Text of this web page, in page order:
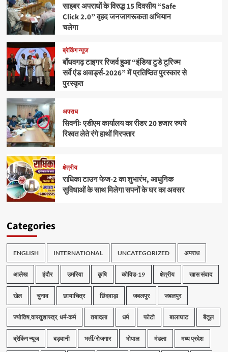
साइबर अपराधों के विरुद्ध 15 दिवसीय “Safe
Click 2.0” वृहद जनजागरूकता अभियान
चलेगा
ब्रेकिंग न्यूज
बाँधवगढ़ टाइगर रिजर्व हुआ “इंडिया टुडे टूरिज्म
सर्वे एंड अवार्ड्स-2026” में प्रतिष्ठित पुरस्कार से
पुरस्कृत
अपराध
सिवनीः एडीएम कार्यालय का रीडर 20 हजार रुपये
रिश्वत लेते रंगे हाथों गिरफ्तार
क्षेत्रीय
राधिका टाउन फेज-2 का शुभारंभ, आधुनिक
सुविधाओं के साथ मिलेगा सपनों के घर का अवसर
Categories
ENGLISH INTERNATIONAL UNCATEGORIZED अपराध
आलेख इंदौर उमरिया कृषि कोविड-19 क्षेत्रीय खास संवाद
खेल चुनाव छायाचित्र छिंदवाड़ा जबलपुर जबलपुर
ज्योतिष,वास्तुशास्त्र, धर्म-कर्म तबादला धर्म फोटो बालाघाट बैतूल
ब्रेकिंग न्यूज बड़वानी भर्ती/रोजगार भोपाल मंडला मध्य प्रदेश